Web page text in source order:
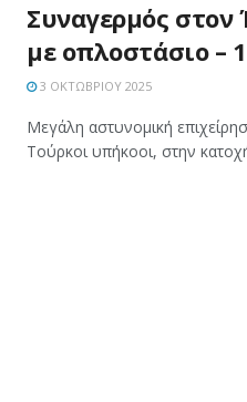
Συναγερμός στον
με οπλοστάσιο –
3 ΟΚΤΩΒΡΊΟΥ 2025
Μεγάλη αστυνομική
Τούρκοι υπήκοοι, στην